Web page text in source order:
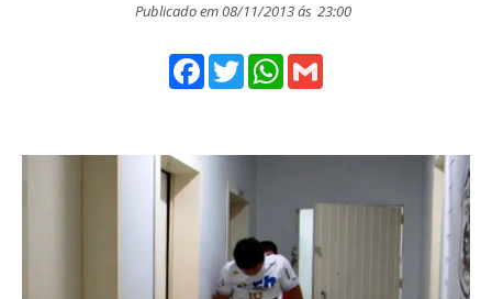
Publicado em 08/11/2013 ás 23:00
Facebook
TwitterWhatsApp